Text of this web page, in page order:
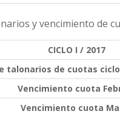
y vencimiento de
CICLO I / 2017
talonarios de cuotas
Vencimiento cuota
Vencimiento cuota